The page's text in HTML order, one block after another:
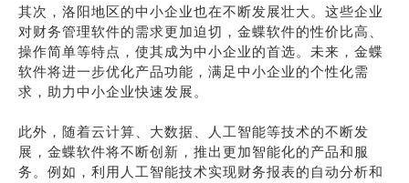
其次，洛阳地区的中小企业也在不断发展壮大。这些企业
对财务管理软件的需求更加迫切，金蝶软件的性价比高、
操作简单等特点，使其成为中小企业的首选。未来，金蝶
软件将进一步优化产品功能，满足中小企业的个性化需
求，助力中小企业快速发展。
此外，随着云计算、大数据、人工智能等技术的不断发
展，金蝶软件将不断创新，推出更加智能化的产品和服
务。例如，利用人工智能技术实现财务报表的自动分析和